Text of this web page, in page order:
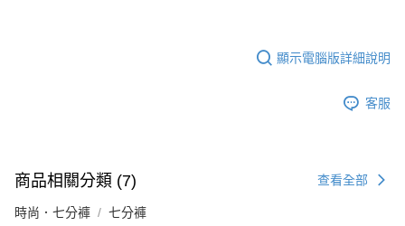
顯示電腦版詳細說明
客服
商品相關分類 (7) 查看全部
時尚．七分褲 七分褲